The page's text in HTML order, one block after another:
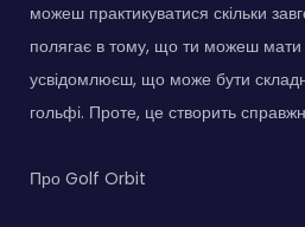
можеш практикуватися скільки
полягає в тому, що ти можеш мати
усвідомлюєш, що може бути
гольфі. Проте, це створить
Про Golf Orbit